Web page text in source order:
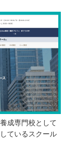
成専門校として
ているスクール